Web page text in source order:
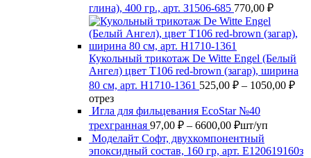
глина), 400 гр., арт. З1506-685 770,00 ₽
Кукольный трикотаж De Witte Engel (Белый
Ангел) цвет Т106 red-brown (загар), ширина
80 см, арт. Н1710-1361 525,00 ₽ – 1050,00 ₽
отрез
Игла для фильцевания EcoStar №40
трехгранная 97,00 ₽ – 6600,00 ₽Диапазон
цен:
97,00 ₽
шт/уп
Моделайт Софт, двухкомпонентный
эпоксидный состав, 160 гр, арт. Е120619160з